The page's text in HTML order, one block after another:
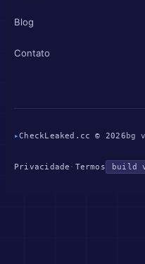
Blog
Contato
▸CheckLeaked.cc © 2026 bg
Privacidade · Termos build